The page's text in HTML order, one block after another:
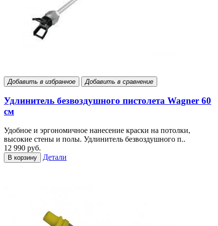
Добавить в избранное Добавить в сравнение
Удлинитель безвоздушного пистолета Wagner 60
см
Удобное и эргономичное нанесение краски на потолки,
высокие стены и полы. Удлинитель безвоздушного п..
12 990 руб.
В корзину Детали